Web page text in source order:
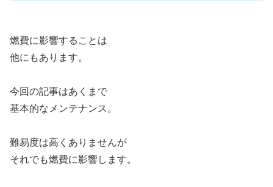
燃費に影響することは
他にもあります。
今回の記事はあくまで
基本的なメンテナンス。
難易度は高くありませんが
それでも燃費に影響します。